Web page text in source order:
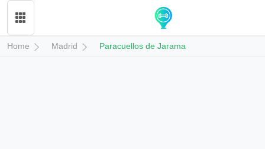
Home Madrid Paracuellos de Jarama